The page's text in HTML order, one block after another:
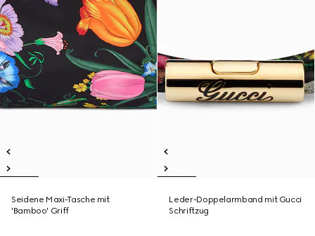
Seidene Maxi-Tasche mit
'Bamboo' Griff
Leder-Doppelarmband mit Gucci
Schriftzug